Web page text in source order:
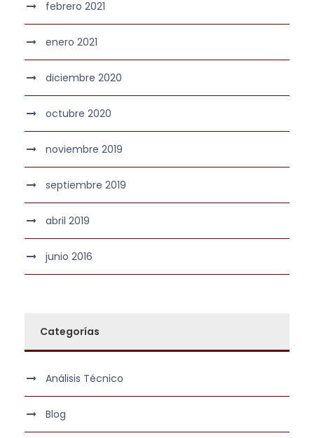
febrero 2021
enero 2021
diciembre 2020
octubre 2020
noviembre 2019
septiembre 2019
abril 2019
junio 2016
Categorías
Análisis Técnico
Blog